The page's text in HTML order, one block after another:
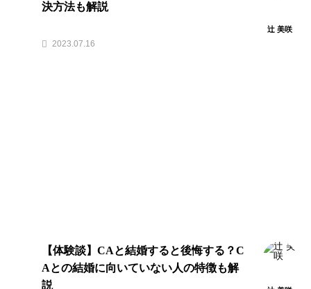
決方法も解説
辻 美咲
2023.07.16
【体験談】CAと結婚すると後悔する？C
Aとの結婚に向いていない人の特徴も解
説